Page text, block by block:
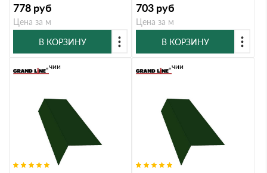
778 руб
Цена за м
В КОРЗИНУ
703 руб
Цена за м
В КОРЗИНУ
В наличии В наличии